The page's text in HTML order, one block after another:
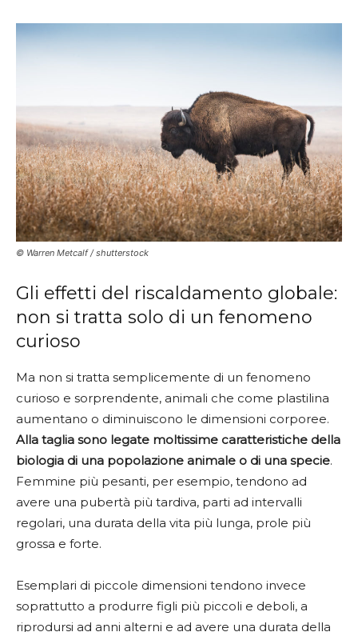
© Warren Metcalf / shutterstock
Gli effetti del riscaldamento globale:
non si tratta solo di un fenomeno
curioso
Ma non si tratta semplicemente di un fenomeno
curioso e sorprendente, animali che come plastilina
aumentano o diminuiscono le dimensioni corporee.
Alla taglia sono legate moltissime caratteristiche della
biologia di una popolazione animale o di una specie.
Femmine più pesanti, per esempio, tendono ad
avere una pubertà più tardiva, parti ad intervalli
regolari, una durata della vita più lunga, prole più
grossa e forte.
Esemplari di piccole dimensioni tendono invece
soprattutto a produrre figli più piccoli e deboli, a
riprodursi ad anni alterni e ad avere una durata della